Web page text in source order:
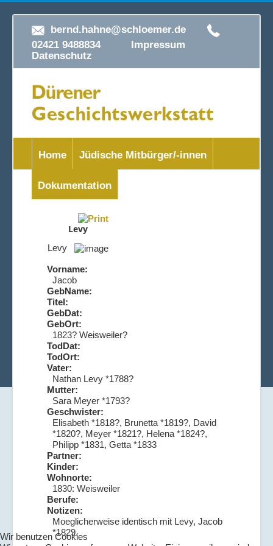
bernd.hahne@schloemer.de
02421 9488834 Impressum
Datenschutz
Home Jüdische Mitbürger/-innen
Dokumentation
Levy
Levy
Vorname:
Jacob
GebName:
Titel:
GebDat:
GebOrt:
1823? Weisweiler?
TodDat:
TodOrt:
Vater:
Nathan Levy *1788?
Mutter:
Sara Meyer *1793?
Geschwister:
Elisabeth *1818?, Brunetta *1819?, David
*1820?, Meyer *1821?, Helena *1824?,
Philipp *1831, Getta *1833
Partner:
Kinder:
Wohnorte:
1830: Weisweiler
Berufe:
Notizen:
Moeglicherweise identisch mit Levy, Jacob
*1829.
Wir benutzen Cookies